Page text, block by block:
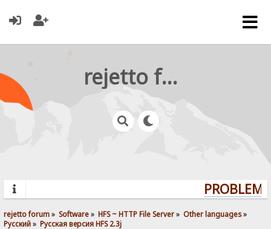
rejetto forum
rejetto forum» Software» HFS ~ HTTP File Server» Other languages»
Pусский» Русская версия HFS 2.3j